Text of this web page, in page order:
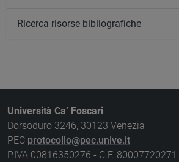
Ricerca risorse bibliografiche
Università Ca’ Foscari
Dorsoduro 3246, 30123 Venezia
PEC protocollo@pec.unive.it
P.IVA 00816350276 - C.F. 80007720271